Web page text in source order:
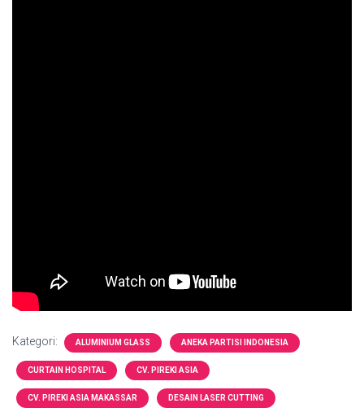
Kategori: ALUMINIUM GLASS ANEKA PARTISI INDONESIA
CURTAIN HOSPITAL CV. PIREKI ASIA
CV. PIREKI ASIA MAKASSAR DESAIN LASER CUTTING